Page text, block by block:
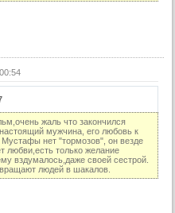
жаль что закончился
мужчина, его любовь к
нет "тормозов", он везде
любви,есть только желание
вздумалось,даже своей сестрой.
людей в шакалов.